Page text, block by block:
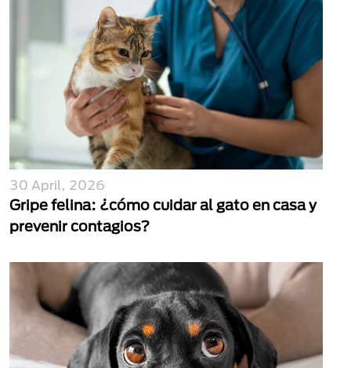
30 April, 2026
Gripe felina: ¿cómo cuidar al gato en casa y
prevenir contagios?